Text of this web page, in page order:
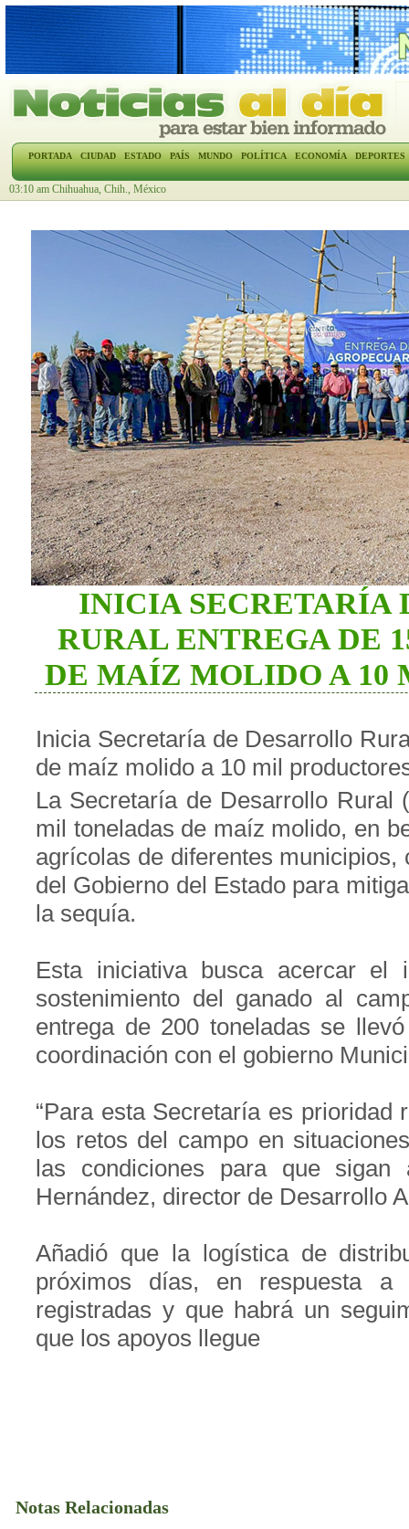
PORTADA CIUDAD ESTADO PAÍS MUNDO POLÍTICA ECONOMÍA DEPORTES
03:10 am Chihuahua, Chih., México
INICIA SECRETARÍA
RURAL ENTREGA DE
DE MAÍZ MOLIDO A 10
Inicia Secretaría de Desarrollo
de maíz molido a 10 mil
La Secretaría de Desarrollo Rural
mil toneladas de maíz molido, en
agrícolas de diferentes
del Gobierno del Estado para
la sequía.
Esta iniciativa busca acercar el
sostenimiento del ganado al
entrega de 200 toneladas se
coordinación con el gobierno
“Para esta Secretaría es prioridad
los retos del campo en
las condiciones para que sigan
Hernández, director de Desarrollo
Añadió que la logística de
próximos días, en respuesta a
registradas y que habrá un
que los apoyos llegue
Notas Relacionadas